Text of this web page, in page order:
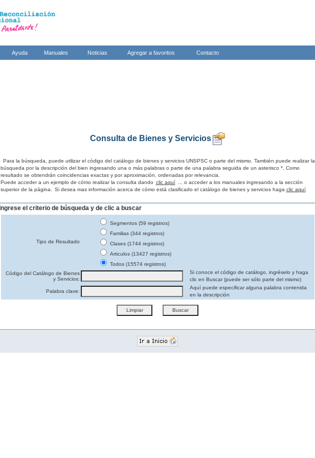
Ayuda Manuales Noticias Agregar a favoritos Contacto
Consulta de Bienes y Servicios
Para la búsqueda, puede utilizar el código del catálogo de bienes y servicios UNSPSC o parte del mismo. También puede realizar la
búsqueda por la descripción del bien ingresando una o más palabras o parte de una palabra seguida de un asterisco *. Como
resultado se obtendrán coincidencias exactas y por aproximación, ordenadas por relevancia.
Puede acceder a un ejemplo de cómo realizar la consulta dando clic aquí
... o acceder a los manuales ingresando a la sección
superior de la página.
Si desea mas información acerca de cómo está clasificado el catálogo de bienes y servicios haga clic aquí
Ingrese el criterio de búsqueda y de clic a buscar
Tipo de Resultado
Segmentos (59 registros)
Familias (344 registros)
Clases (1744 registros)
Articulos (13427 registros)
Todos (15574 registros)
Código del Catálogo de Bienes
y Servicios:
Si conoce el código de catálogo, ingréselo y haga
clic en Buscar (puede ser sólo parte del mismo)
Palabra clave:
Aquí puede especificar alguna palabra contenida
en la descripción